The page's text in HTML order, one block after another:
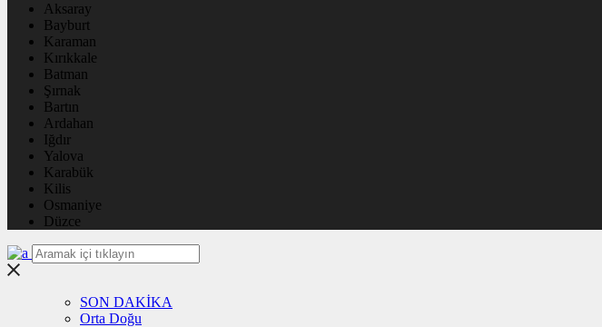
Aksaray
Bayburt
Karaman
Kırıkkale
Batman
Şırnak
Bartın
Ardahan
Iğdır
Yalova
Karabük
Kilis
Osmaniye
Düzce
SON DAKİKA
Orta Doğu